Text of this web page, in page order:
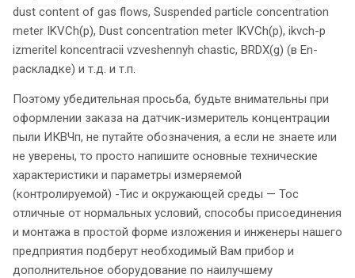
dust content of gas flows, Suspended particle concentration
meter IKVCh(p), Dust concentration meter IKVCh(p), ikvch-p
izmeritel koncentracii vzveshennyh chastic, BRDX(g) (в En-
раскладке) и т.д. и т.п.
Поэтому убедительная просьба, будьте внимательны при
оформлении заказа на датчик-измеритель концентрации
пыли ИКВЧп, не путайте обозначения, а если не знаете или
не уверены, то просто напишите основные технические
характеристики и параметры измеряемой
(контролируемой) -Тис и окружающей среды — Тос
отличные от нормальных условий, способы присоединения
и монтажа в простой форме изложения и инженеры нашего
предприятия подберут необходимый Вам прибор и
дополнительное оборудование по наилучшему